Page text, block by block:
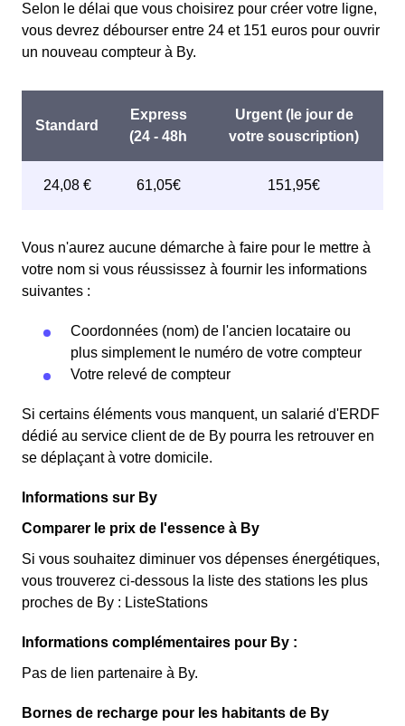
Selon le délai que vous choisirez pour créer votre ligne,
vous devrez débourser entre 24 et 151 euros pour ouvrir
un nouveau compteur à By.
Vous n'aurez aucune démarche à faire pour le mettre à
votre nom si vous réussissez à fournir les informations
suivantes :
Coordonnées (nom) de l'ancien locataire ou
plus simplement le numéro de votre compteur
Votre relevé de compteur
Si certains éléments vous manquent, un salarié d'ERDF
dédié au service client de de By pourra les retrouver en
se déplaçant à votre domicile.
Informations sur By
Comparer le prix de l'essence à By
Si vous souhaitez diminuer vos dépenses énergétiques,
vous trouverez ci-dessous la liste des stations les plus
proches de By : ListeStations
Informations complémentaires pour By :
Pas de lien partenaire à By.
Bornes de recharge pour les habitants de By